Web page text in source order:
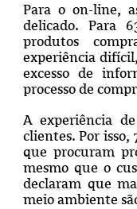
Para o on-line,
delicado. Para
produtos
experiência
excesso de
processo de
A experiência
clientes. Por
que procuram
mesmo que o
declaram que
meio ambiente